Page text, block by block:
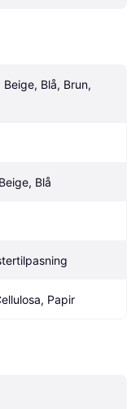
Blå, Brun,
Blå
Papir